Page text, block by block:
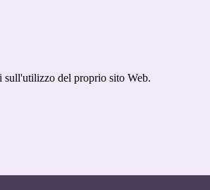
sull'utilizzo del proprio sito Web.